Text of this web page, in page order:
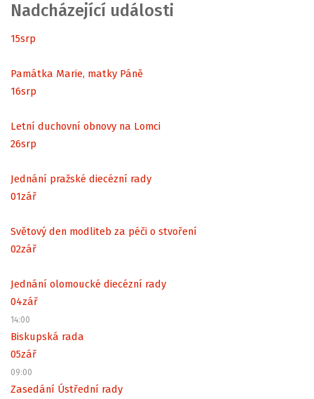
Nadcházející události
15srp
Památka Marie, matky Páně
16srp
Letní duchovní obnovy na Lomci
26srp
Jednání pražské diecézní rady
01zář
Světový den modliteb za péči o stvoření
02zář
Jednání olomoucké diecézní rady
04zář
14:00
Biskupská rada
05zář
09:00
Zasedání Ústřední rady